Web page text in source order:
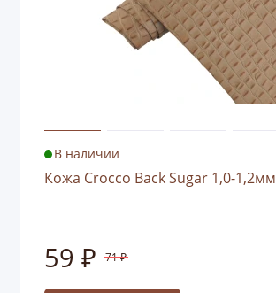
В наличии
Кожа Crocco Back Sugar 1,0-1,2мм
59 ₽ 71 ₽